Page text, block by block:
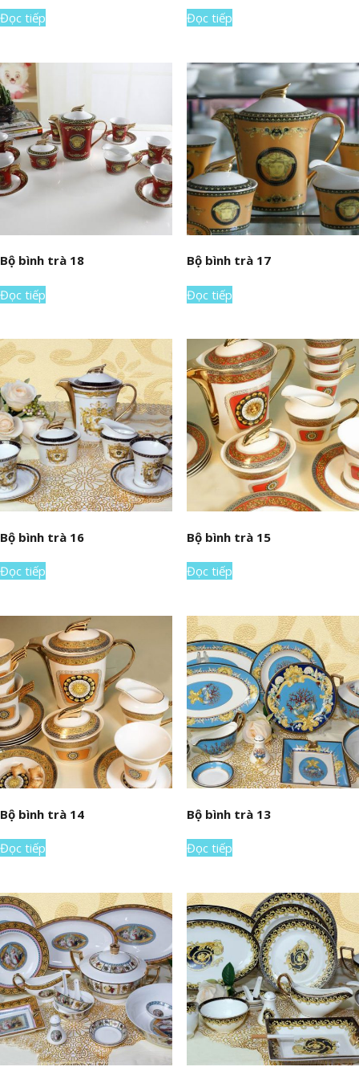
Đọc tiếp Đọc tiếp
Bộ bình trà 18
Đọc tiếp
Bộ bình trà 17
Đọc tiếp
Bộ bình trà 16
Đọc tiếp
Bộ bình trà 15
Đọc tiếp
Bộ bình trà 14
Đọc tiếp
Bộ bình trà 13
Đọc tiếp